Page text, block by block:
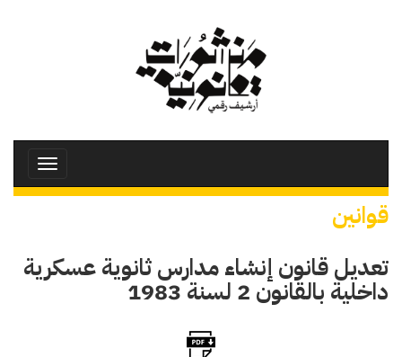
Toggle
قوانين
تعديل قانون إنشاء مدارس ثانوية عسكرية
داخلية بالقانون 2 لسنة 1983